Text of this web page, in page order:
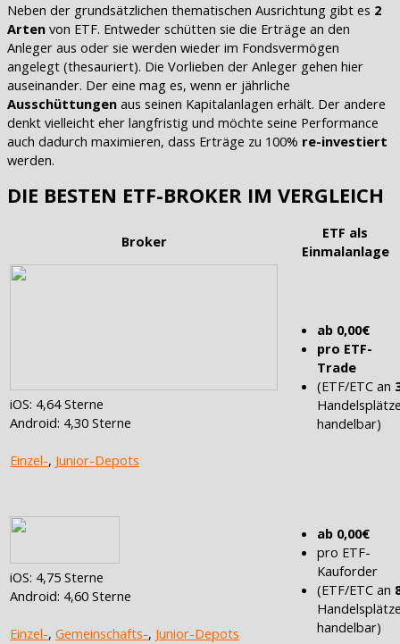
Neben der grundsätzlichen thematischen Ausrichtung gibt es 2
Arten von ETF. Entweder schütten sie die Erträge an den
Anleger aus oder sie werden wieder im Fondsvermögen
angelegt (thesauriert). Die Vorlieben der Anleger gehen hier
auseinander. Der eine mag es, wenn er jährliche
Ausschüttungen aus seinen Kapitalanlagen erhält. Der andere
denkt vielleicht eher langfristig und möchte seine Performance
auch dadurch maximieren, dass Erträge zu 100% re-investiert
werden.
DIE BESTEN ETF-BROKER IM VERGLEICH
Broker
ETF als
Einmalanlage
iOS: 4,64 Sterne
Android: 4,30 Sterne
Einzel-, Junior-Depots
ab 0,00€
pro ETF-
Trade
(ETF/ETC an
handelbar)
iOS: 4,75 Sterne
Android: 4,60 Sterne
Einzel-, Gemeinschafts-, Junior-Depots
ab 0,00€
pro ETF-
Kauforder
(ETF/ETC an
handelbar)